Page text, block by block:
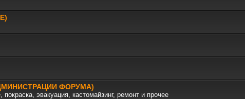
ФОРУМА)
эвакуация, кастомайзинг, ремонт и прочее